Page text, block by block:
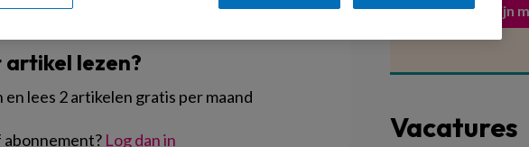
lezen?
lees 2 artikelen gratis per maand
Log dan in
Activeer mijn
Vacatures